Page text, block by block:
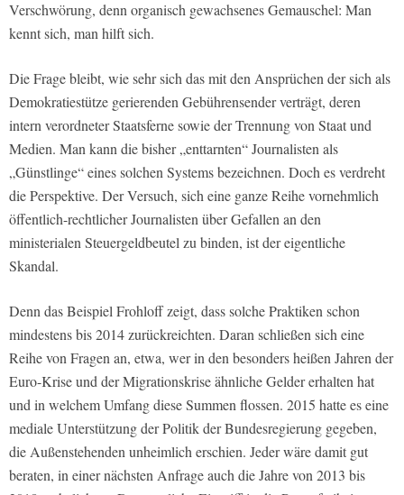
Verschwörung, denn organisch gewachsenes Gemauschel: Man
kennt sich, man hilft sich.
Die Frage bleibt, wie sehr sich das mit den Ansprüchen der sich als
Demokratiestütze gerierenden Gebührensender verträgt, deren
intern verordneter Staatsferne sowie der Trennung von Staat und
Medien. Man kann die bisher „enttarnten“ Journalisten als
„Günstlinge“ eines solchen Systems bezeichnen. Doch es verdreht
die Perspektive. Der Versuch, sich eine ganze Reihe vornehmlich
öffentlich-rechtlicher Journalisten über Gefallen an den
ministerialen Steuergeldbeutel zu binden, ist der eigentliche
Skandal.
Denn das Beispiel Frohloff zeigt, dass solche Praktiken schon
mindestens bis 2014 zurückreichten. Daran schließen sich eine
Reihe von Fragen an, etwa, wer in den besonders heißen Jahren der
Euro-Krise und der Migrationskrise ähnliche Gelder erhalten hat
und in welchem Umfang diese Summen flossen. 2015 hatte es eine
mediale Unterstützung der Politik der Bundesregierung gegeben,
die Außenstehenden unheimlich erschien. Jeder wäre damit gut
beraten, in einer nächsten Anfrage auch die Jahre von 2013 bis